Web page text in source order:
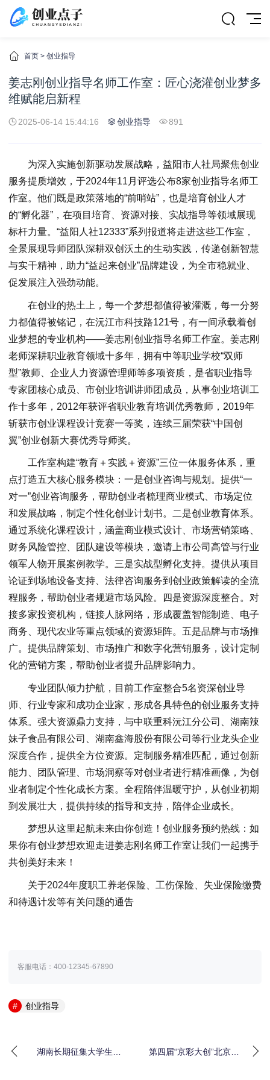
首页 > 创业指导
姜志刚创业指导名师工作室：匠心浇灌创业梦多
维赋能启新程
2025-06-14 15:44:16 创业指导 891
为深入实施创新驱动发展战略，益阳市人社局聚焦创业
服务提质增效，于2024年11月评选公布8家创业指导名师工
作室。他们既是政策落地的“前哨站”，也是培育创业人才
的“孵化器”，在项目培育、资源对接、实战指导等领域展现
标杆力量。“益阳人社12333”系列报道将走进这些工作室，
全景展现导师团队深耕双创沃土的生动实践，传递创新智慧
与实干精神，助力“益起来创业”品牌建设，为全市稳就业、
促发展注入强劲动能。
在创业的热土上，每一个梦想都值得被灌溉，每一分努
力都值得被铭记，在沅江市科技路121号，有一间承载着创
业梦想的专业机构——姜志刚创业指导名师工作室。姜志刚
老师深耕职业教育领域十多年，拥有中等职业学校“双师
型”教师、企业人力资源管理师等多项资质，是省职业指导
专家团核心成员、市创业培训讲师团成员，从事创业培训工
作十多年，2012年获评省职业教育培训优秀教师，2019年
斩获市创业课程设计竞赛一等奖，连续三届荣获“中国创
翼”创业创新大赛优秀导师奖。
工作室构建“教育＋实践＋资源”三位一体服务体系，重
点打造五大核心服务模块：一是创业咨询与规划。提供“一
对一”创业咨询服务，帮助创业者梳理商业模式、市场定位
和发展战略，制定个性化创业计划书。二是创业教育体系。
通过系统化课程设计，涵盖商业模式设计、市场营销策略、
财务风险管控、团队建设等模块，邀请上市公司高管与行业
领军人物开展案例教学。三是实战型孵化支持。提供从项目
论证到场地设备支持、法律咨询服务到创业政策解读的全流
程服务，帮助创业者规避市场风险。四是资源深度整合。对
接多家投资机构，链接人脉网络，形成覆盖智能制造、电子
商务、现代农业等重点领域的资源矩阵。五是品牌与市场推
广。提供品牌策划、市场推广和数字化营销服务，设计定制
化的营销方案，帮助创业者提升品牌影响力。
专业团队倾力护航，目前工作室整合5名资深创业导
师、行业专家和成功企业家，形成各具特色的创业服务支持
体系。强大资源鼎力支持，与中联重科沅江分公司、湖南辣
妹子食品有限公司、湖南鑫海股份有限公司等行业龙头企业
深度合作，提供全方位资源。定制服务精准匹配，通过创新
能力、团队管理、市场洞察等对创业者进行精准画像，为创
业者制定个性化成长方案。全程陪伴温暖守护，从创业初期
到发展壮大，提供持续的指导和支持，陪伴企业成长。
梦想从这里起航未来由你创造！创业服务预约热线：如
果你有创业梦想欢迎走进姜志刚名师工作室让我们一起携手
共创美好未来！
关于2024年度职工养老保险、工伤保险、失业保险缴费
和待遇计发等有关问题的通告
客服电话：400-12345-67890
创业指导
湖南长期征集大学生创
第四届“京彩大创”北京大